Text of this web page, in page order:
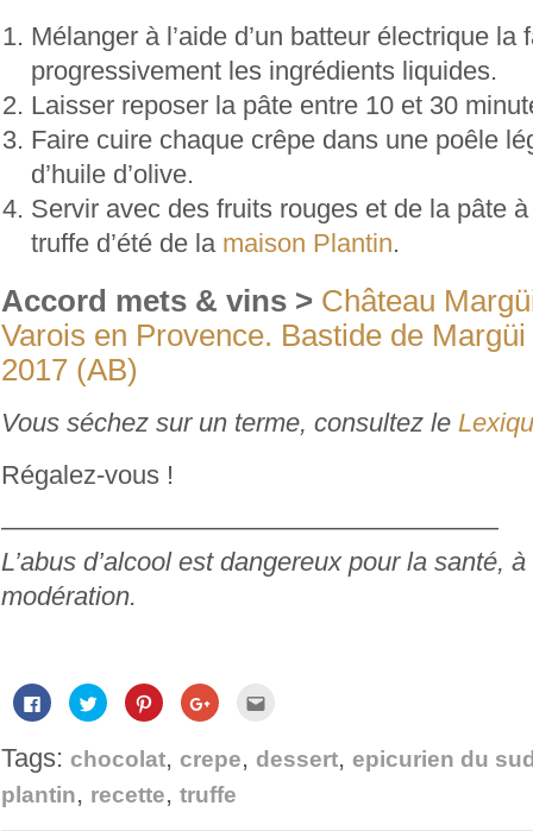
Mélanger à l’aide d’un batteur électrique la
progressivement les ingrédients liquides.
Laisser reposer la pâte entre 10 et 30
Faire cuire chaque crêpe dans une poêle
d’huile d’olive.
Servir avec des fruits rouges et de la pâte
truffe d’été de la maison Plantin.
Accord mets & vins > Château
Varois en Provence. Bastide de
2017 (AB)
Vous séchez sur un terme, consultez le
Régalez-vous !
———————————————————
L’abus d’alcool est dangereux pour la santé,
modération.
Cliquez
pour
partager
Facebook(ouvre
dans
une
nouvelle
fenêtre)
Cliquez
pour
partager
Twitter(ouvre
dans
nouvelle
Cliquez
pour
partager
Pinterest(ouvre
dans
nouvelle
fenêtre)
Cliquez
pour
Google+
(ouvre
dans
une
fenêtre)
e-
mail
dans
Tags: chocolat, crepe, dessert, epicurien du
plantin, recette, truffe